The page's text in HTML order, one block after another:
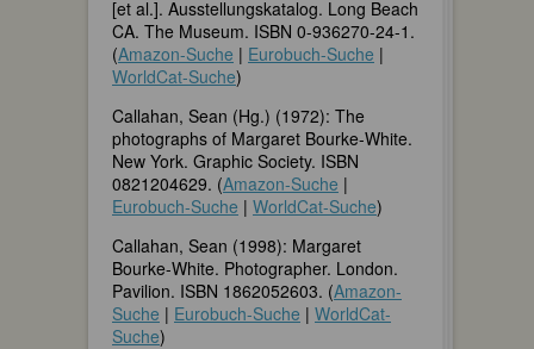
[et al.]. Ausstellungskatalog. Long Beach
CA. The Museum. ISBN 0-936270-24-1.
(Amazon-Suche | Eurobuch-Suche |
WorldCat-Suche)
Callahan, Sean (Hg.) (1972): The
photographs of Margaret Bourke-White.
New York. Graphic Society. ISBN
0821204629. (Amazon-Suche |
Eurobuch-Suche | WorldCat-Suche)
Callahan, Sean (1998): Margaret
Bourke-White. Photographer. London.
Pavilion. ISBN 1862052603. (Amazon-
Suche | Eurobuch-Suche | WorldCat-
Suche)